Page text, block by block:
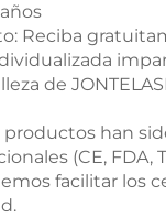
Reciba
de
productos han
(CE, FDA,
facilitar los